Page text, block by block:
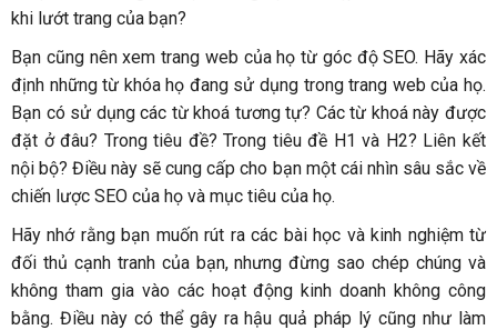
khi lướt trang của bạn?
Bạn cũng nên xem trang web của họ từ góc độ SEO. Hãy xác
định những từ khóa họ đang sử dụng trong trang web của họ.
Bạn có sử dụng các từ khoá tương tự? Các từ khoá này được
đặt ở đâu? Trong tiêu đề? Trong tiêu đề H1 và H2? Liên kết
nội bộ? Điều này sẽ cung cấp cho bạn một cái nhìn sâu sắc về
chiến lược SEO của họ và mục tiêu của họ.
Hãy nhớ rằng bạn muốn rút ra các bài học và kinh nghiệm từ
đối thủ cạnh tranh của bạn, nhưng đừng sao chép chúng và
không tham gia vào các hoạt động kinh doanh không công
bằng. Điều này có thể gây ra hậu quả pháp lý cũng như làm